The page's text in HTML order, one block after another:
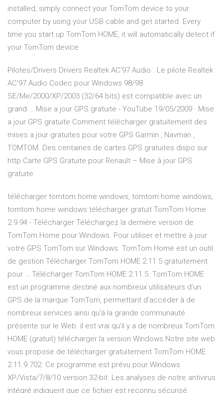
installed, simply connect your TomTom device to your
computer by using your USB cable and get started. Every
time you start up TomTom HOME, it will automatically detect if
your TomTom device
Pilotes/Drivers Drivers Realtek AC'97 Audio . Le pilote Realtek
AC'97 Audio Codec pour Windows 98/98
SE/Me/2000/XP/2003 (32/64 bits) est compatible avec un
grand … Mise a jour GPS gratuite - YouTube 19/05/2009 · Mise
a jour GPS gratuite Comment télécharger gratuitement des
mises a jour gratuites pour votre GPS Garmin , Navman ,
TOMTOM. Des centaines de cartes GPS gratuites dispo sur
http Carte GPS Gratuite pour Renault – Mise à jour GPS
gratuite
télécharger tomtom home windows, tomtom home windows,
tomtom home windows télécharger gratuit TomTom Home
2.9.94 - Télécharger Téléchargez la dernière version de
TomTom Home pour Windows. Pour utiliser et mettre à jour
votre GPS TomTom sur Windows. TomTom Home est un outil
de gestion Télécharger TomTom HOME 2.11.5 gratuitement
pour … Télécharger TomTom HOME 2.11.5. TomTom HOME
est un programme destiné aux nombreux utilisateurs d’un
GPS de la marque TomTom, permettant d’accéder à de
nombreux services ainsi qu’à la grande communauté
présente sur le Web. il est vrai qu'il y a de nombreux TomTom
HOME (gratuit) télécharger la version Windows Notre site web
vous propose de télécharger gratuitement TomTom HOME
2.11.9.702. Ce programme est prévu pour Windows
XP/Vista/7/8/10 version 32-bit. Les analyses de notre antivirus
intégré indiquent que ce fichier est reconnu sécurisé.